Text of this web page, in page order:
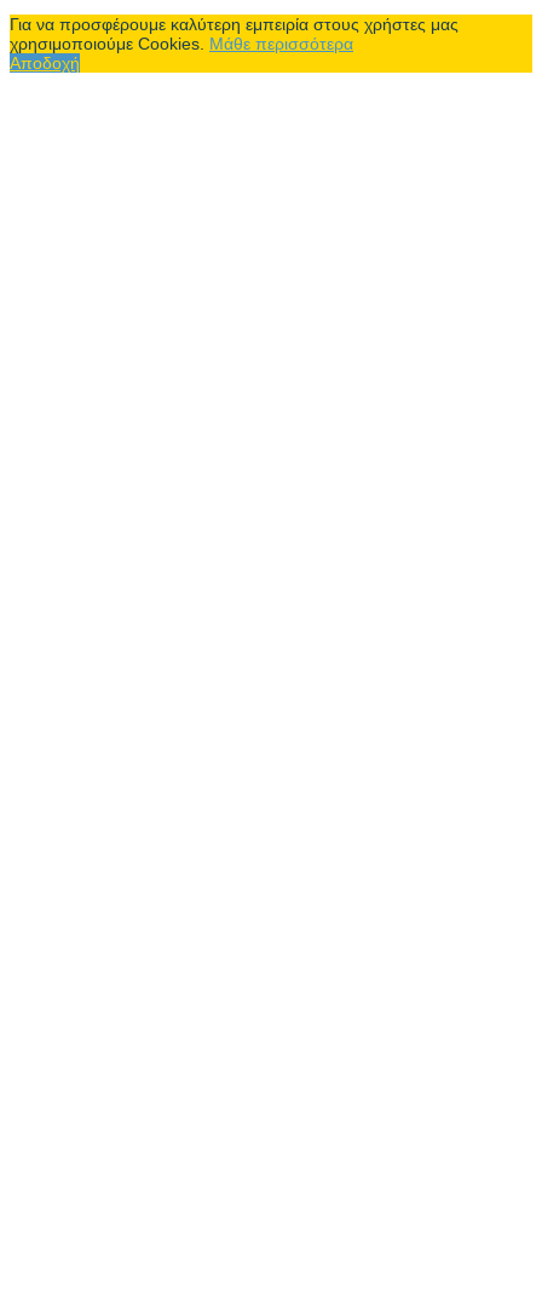
Για να προσφέρουμε καλύτερη εμπειρία στους χρήστες μας
χρησιμοποιούμε Cookies. Μάθε περισσότερα
Αποδοχή